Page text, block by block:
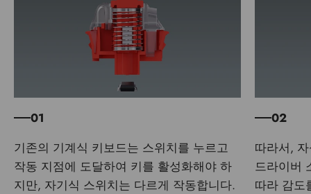
01
기존의 기계식 키보드는 스위치를 누르고
작동 지점에 도달하여 키를 활성화해야 하
지만, 자기식 스위치는 다르게 작동합니다.
02
따라서,
드라이버
따라 감도